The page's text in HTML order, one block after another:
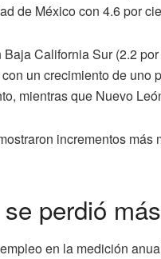
de México con 4.6 por
California Sur (2.2
un crecimiento de uno
mientras que Nuevo
incrementos
perdió
en la medición